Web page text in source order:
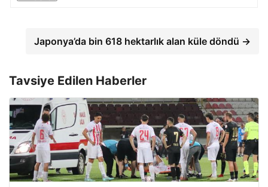
Japonya’da bin 618 hektarlık alan küle döndü →
Tavsiye Edilen Haberler